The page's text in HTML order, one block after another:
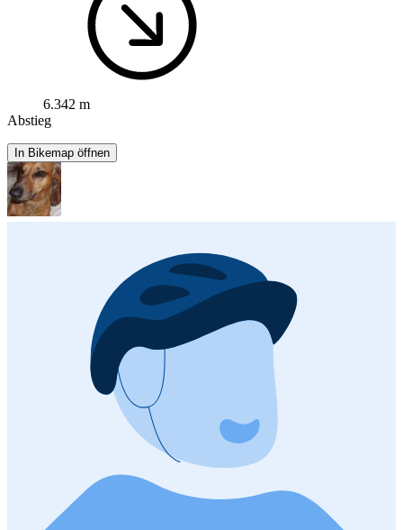
6.342 m
Abstieg
In Bikemap öffnen